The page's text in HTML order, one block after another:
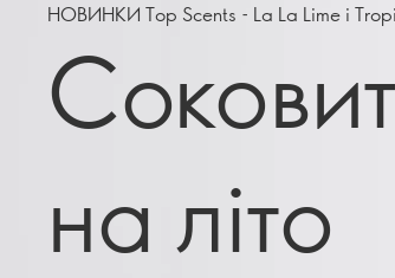
НОВИНКИ Top Scents - La La Lime і
на літо